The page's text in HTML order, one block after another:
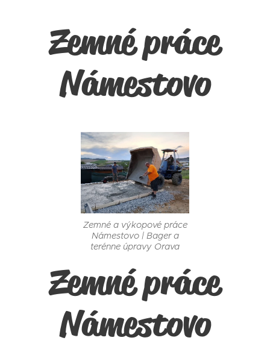
Zemné práce
Námestovo
Zemné a výkopové práce
Námestovo | Bager a
terénne úpravy Orava
Zemné práce
Námestovo